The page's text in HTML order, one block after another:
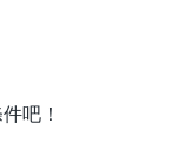
吧！